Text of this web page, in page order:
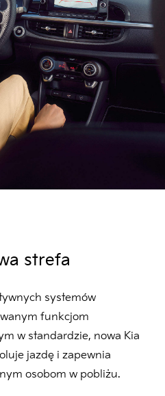
strefa
systemów
funkcjom
w standardzie, nowa Kia
jazdę i zapewnia
osobom w pobliżu.